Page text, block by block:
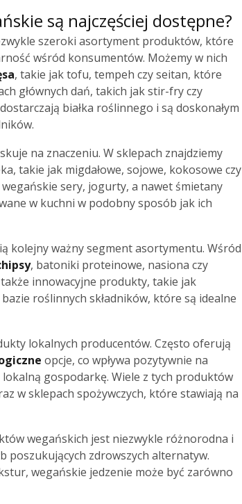
są najczęściej dostępne?
szeroki asortyment produktów, które
wśród konsumentów. Możemy w nich
, takie jak tofu, tempeh czy seitan, które
głównych dań, takich jak stir-fry czy
białka roślinnego i są doskonałym
na znaczeniu. W sklepach znajdziemy
takie jak migdałowe, sojowe, kokosowe czy
sery, jogurty, a nawet śmietany
w kuchni w podobny sposób jak ich
kolejny ważny segment asortymentu. Wśród
, batoniki proteinowe, nasiona czy
innowacyjne produkty, takie jak
roślinnych składników, które są idealne
lokalnych producentów. Często oferują
opcje, co wpływa pozytywnie na
gospodarkę. Wiele z tych produktów
w sklepach spożywczych, które stawiają na
wegańskich jest niezwykle różnorodna i
poszukujących zdrowszych alternatyw.
wegańskie jedzenie może być zarówno